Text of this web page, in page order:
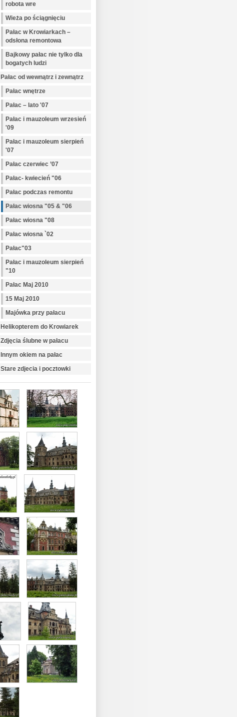
robota wre
Wieża po ściągnięciu
Pałac w Krowiarkach –
odsłona remontowa
Bajkowy pałac nie tylko dla
bogatych ludzi
Pałac od wewnątrz i zewnątrz
Pałac wnętrze
Pałac – lato '07
Pałac i mauzoleum wrzesień
'09
Pałac i mauzoleum sierpień
'07
Pałac czerwiec ’07
Pałac- kwiecień "06
Pałac podczas remontu
Pałac wiosna "05 & "06
Pałac wiosna "08
Pałac wiosna `02
Pałac"03
Pałac i mauzoleum sierpień
"10
Pałac Maj 2010
15 Maj 2010
Majówka przy pałacu
Helikopterem do Krowiarek
Zdjęcia ślubne w pałacu
Innym okiem na pałac
Stare zdjecia i pocztowki